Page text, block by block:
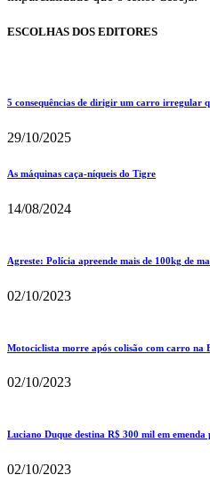
ESCOLHAS DOS EDITORES
5 consequências de dirigir um carro irregular
29/10/2025
As máquinas caça-níqueis do Tigre
14/08/2024
Agreste: Polícia apreende mais de 100kg de
02/10/2023
Motociclista morre após colisão com carro na
02/10/2023
Luciano Duque destina R$ 300 mil em emenda
02/10/2023